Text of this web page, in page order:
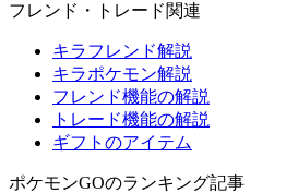
フレンド・トレード関連
キラフレンド解説
キラポケモン解説
フレンド機能の解説
トレード機能の解説
ギフトのアイテム
ポケモンGOのランキング記事